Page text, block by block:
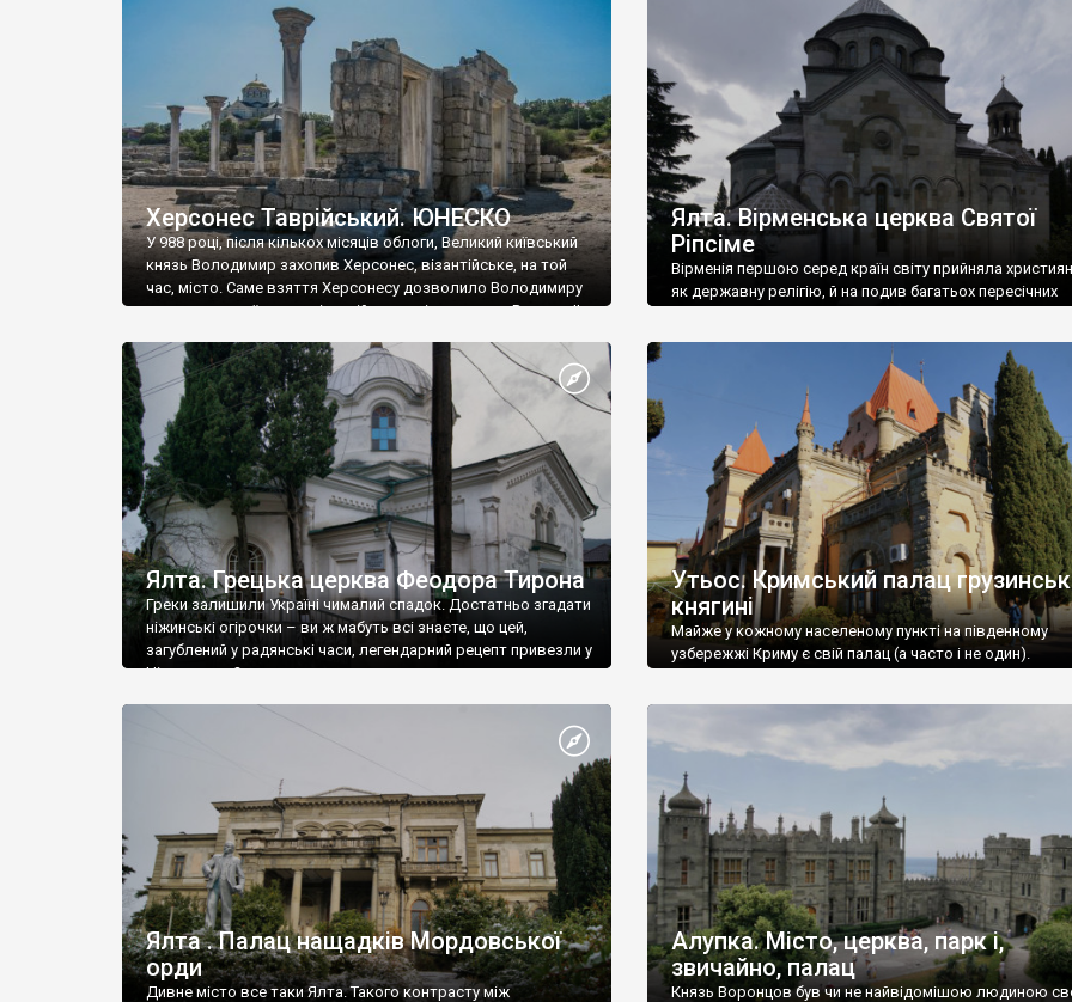
візантійської доби. Раритети викрадені з фондів об’єкту
культурної спадщини ЮНЕСКО «Херсонеса Таврійського».
Офіційно – на виставку «Золото Візантії», але експерти та
влада в Україні вважають це лише […]
називаються «повстяками» (postaki)…” “Вино. Крим
виробляє відмінне вино і його вдосталь: воно все
легке біле і дуже […]
Херсонес Таврійський. ЮНЕСКО
У 988 році, після кількох місяців облоги, Великий київський
князь Володимир захопив Херсонес, візантійське, на той
час, місто. Саме взяття Херсонесу дозволило Володимиру
диктувати свої умови візантійському імператору Василю ІІ,
Херсонесі Володимир-язичник, став Василем-
християнином. А потім було Хрещення Русі. На честь
Херсонесу Таврійського названо місто […]
Ялта. Вірменська церква Святої
Ріпсіме
Вірменія першою серед країн світу прийняла
як державну релігію, й на подив багатьох пересічних
Ялта. Грецька церква Феодора Тирона
Греки залишили Україні чималий спадок. Достатньо згадати
ніжинські огірочки – ви ж мабуть всі знаєте, що цей,
загублений у радянські часи, легендарний рецепт привезли у
Ніжин греки?
Утьос. Кримський палац
княгині
Майже у кожному населеному пункті на південному
узбережжі Криму є свій палац (а часто і не один).
Ялта . Палац нащадків Мордовської
орди
Дивне місто все таки Ялта. Такого контрасту між
Алупка. Місто, церква, парк і,
звичайно, палац
Князь Воронцов був чи не найвідомішою людиною